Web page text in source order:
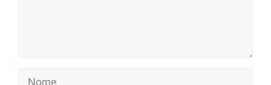
Nome